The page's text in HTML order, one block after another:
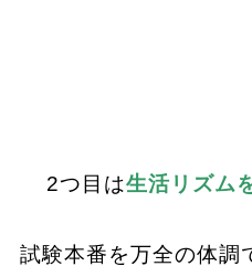
2つ目は生活リズム
試験本番を万全の体調